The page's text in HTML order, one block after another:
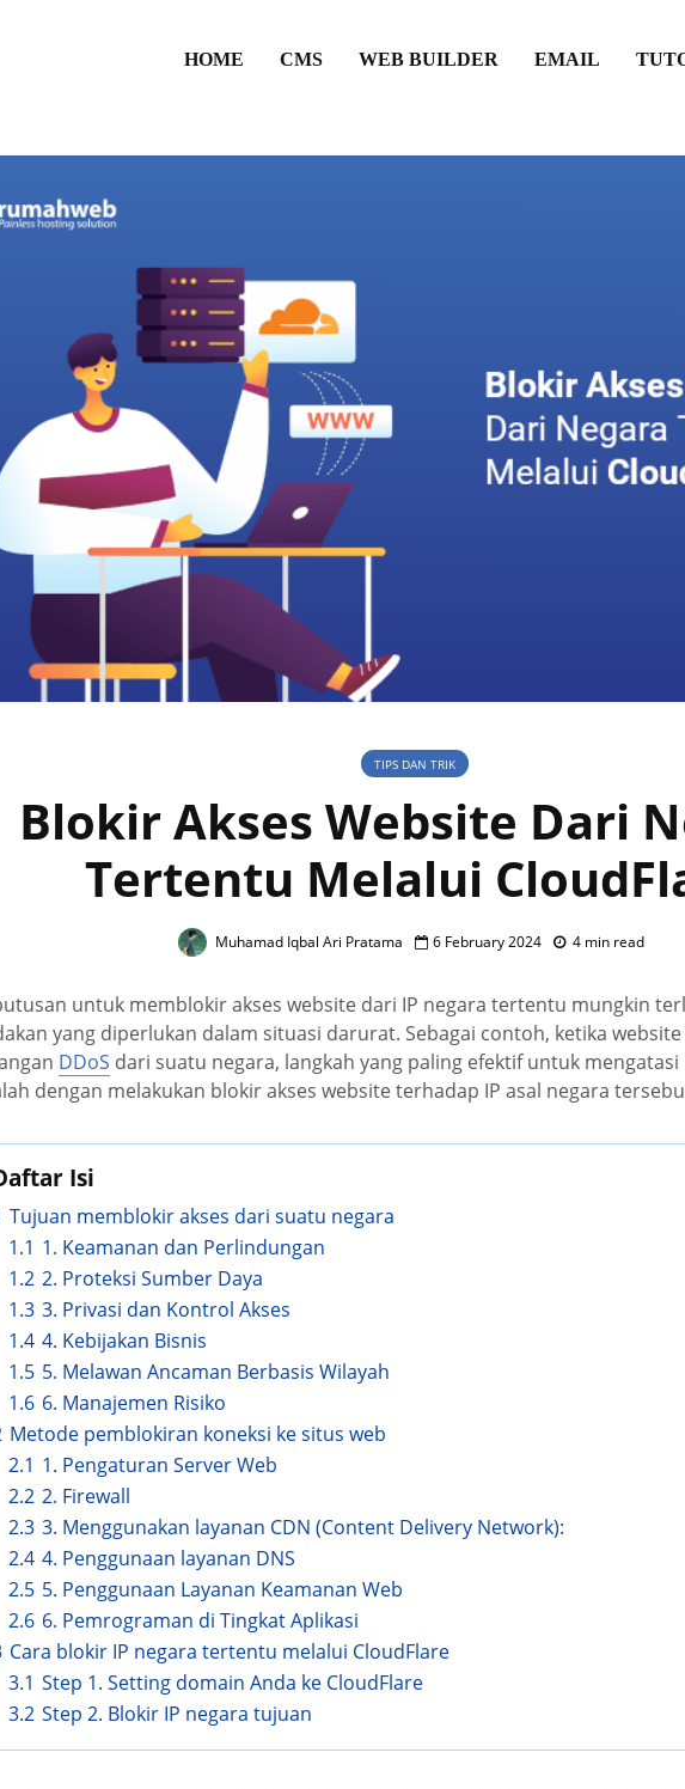
HOME CMS WEB BUILDER EMAIL
TIPS DAN TRIK
Blokir Akses Website Dari
Tertentu Melalui
Muhamad Iqbal Ari Pratama 6 February 2024 4 min read
untuk memblokir akses website dari IP negara tertentu mungkin
yang diperlukan dalam situasi darurat. Sebagai contoh, ketika
DDoS dari suatu negara, langkah yang paling efektif untuk
dengan melakukan blokir akses website terhadap IP asal negara
Isi
Tujuan memblokir akses dari suatu negara
1.1 1. Keamanan dan Perlindungan
1.2 2. Proteksi Sumber Daya
1.3 3. Privasi dan Kontrol Akses
1.4 4. Kebijakan Bisnis
1.5 5. Melawan Ancaman Berbasis Wilayah
1.6 6. Manajemen Risiko
Metode pemblokiran koneksi ke situs web
2.1 1. Pengaturan Server Web
2.2 2. Firewall
2.3 3. Menggunakan layanan CDN (Content Delivery Network):
2.4 4. Penggunaan layanan DNS
2.5 5. Penggunaan Layanan Keamanan Web
2.6 6. Pemrograman di Tingkat Aplikasi
Cara blokir IP negara tertentu melalui CloudFlare
3.1 Step 1. Setting domain Anda ke CloudFlare
3.2 Step 2. Blokir IP negara tujuan